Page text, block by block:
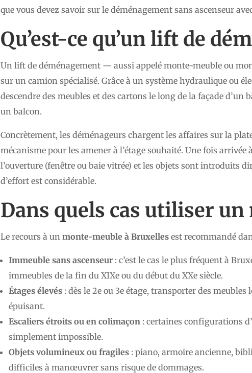
que vous devez savoir sur le déménagement sans ascenseur
Qu’est-ce qu’un lift de
Un lift de déménagement — aussi appelé monte-meuble ou
sur un camion spécialisé. Grâce à un système hydraulique ou
descendre des meubles et des cartons le long de la façade
un balcon.
Concrètement, les déménageurs chargent les affaires sur la
mécanisme pour les amener à l’étage souhaité. Une fois
l’ouverture (fenêtre ou baie vitrée) et les objets sont introduits
d’effort est considérable.
Dans quels cas utiliser
Le recours à un monte-meuble à Bruxelles est recommandé
Immeuble sans ascenseur : c’est le cas le plus fréquent à
immeubles de la fin du XIXe ou du début du XXe siècle.
Étages élevés : dès le 2e ou 3e étage, transporter des
épuisant.
Escaliers étroits ou en colimaçon : certaines configurations
simplement impossible.
Objets volumineux ou fragiles : piano, armoire ancienne,
difficiles à manœuvrer sans risque de dommages.